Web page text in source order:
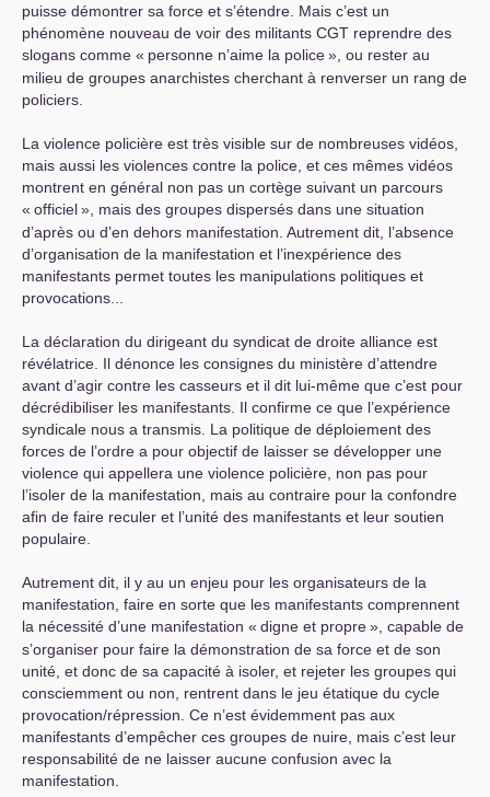
puisse démontrer sa force et s’étendre. Mais c’est un
phénomène nouveau de voir des militants CGT reprendre des
slogans comme « personne n’aime la police», ou rester au
milieu de groupes anarchistes cherchant à renverser un rang de
policiers.
La violence policière est très visible sur de nombreuses vidéos,
mais aussi les violences contre la police, et ces mêmes vidéos
montrent en général non pas un cortège suivant un parcours
« officiel», mais des groupes dispersés dans une situation
d’après ou d’en dehors manifestation. Autrement dit, l’absence
d’organisation de la manifestation et l’inexpérience des
manifestants permet toutes les manipulations politiques et
provocations...
La déclaration du dirigeant du syndicat de droite alliance est
révélatrice. Il dénonce les consignes du ministère d’attendre
avant d’agir contre les casseurs et il dit lui-même que c’est pour
décrédibiliser les manifestants. Il confirme ce que l’expérience
syndicale nous a transmis. La politique de déploiement des
forces de l’ordre a pour objectif de laisser se développer une
violence qui appellera une violence policière, non pas pour
l’isoler de la manifestation, mais au contraire pour la confondre
afin de faire reculer et l’unité des manifestants et leur soutien
populaire.
Autrement dit, il y au un enjeu pour les organisateurs de la
manifestation, faire en sorte que les manifestants comprennent
la nécessité d’une manifestation « digne et propre», capable de
s’organiser pour faire la démonstration de sa force et de son
unité, et donc de sa capacité à isoler, et rejeter les groupes qui
consciemment ou non, rentrent dans le jeu étatique du cycle
provocation/répression. Ce n’est évidemment pas aux
manifestants d’empêcher ces groupes de nuire, mais c’est leur
responsabilité de ne laisser aucune confusion avec la
manifestation.